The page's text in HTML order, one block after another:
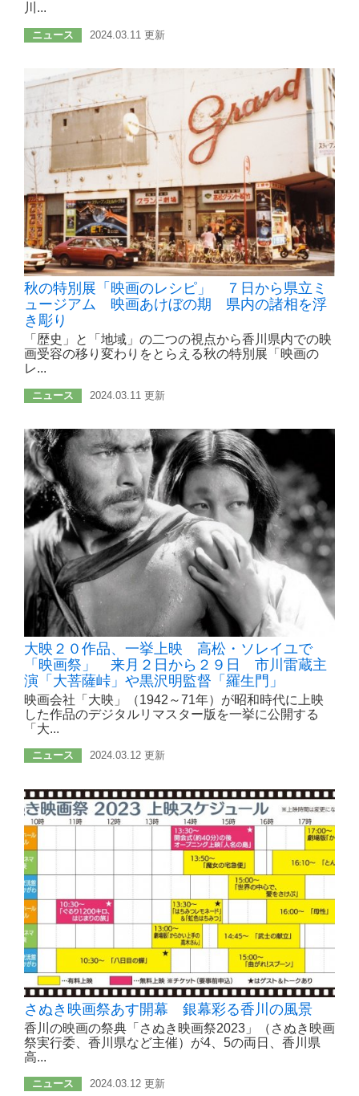
川...
ニュース 2024.03.11 更新
秋の特別展「映画のレシピ」 ７日から県立ミ
ュージアム 映画あけぼの期 県内の諸相を浮
き彫り
「歴史」と「地域」の二つの視点から香川県内での映
画受容の移り変わりをとらえる秋の特別展「映画の
レ...
ニュース 2024.03.11 更新
大映２０作品、一挙上映 高松・ソレイユで
「映画祭」 来月２日から２９日 市川雷蔵主
演「大菩薩峠」や黒沢明監督「羅生門」
映画会社「大映」（1942～71年）が昭和時代に上映
した作品のデジタルリマスター版を一挙に公開する
「大...
ニュース 2024.03.12 更新
さぬき映画祭あす開幕 銀幕彩る香川の風景
香川の映画の祭典「さぬき映画祭2023」（さぬき映画
祭実行委、香川県など主催）が4、5の両日、香川県
高...
ニュース 2024.03.12 更新